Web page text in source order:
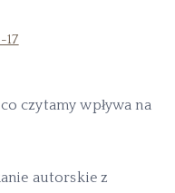
17
czytamy wpływa na
autorskie z